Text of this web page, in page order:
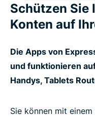
Schützen Sie
Konten auf
Die Apps von
und funktionieren
Handys, Tablets
Sie können mit